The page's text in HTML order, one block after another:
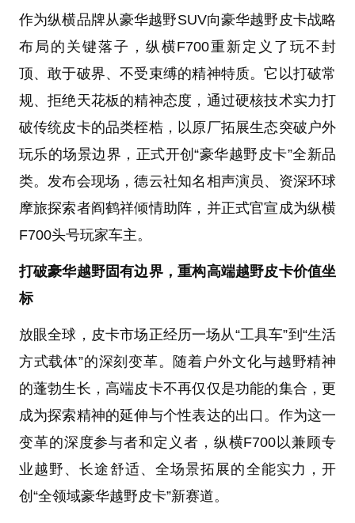
作为纵横品牌从豪华越野SUV向豪华越野皮卡战略
布局的关键落子，纵横F700重新定义了玩不封
顶、敢于破界、不受束缚的精神特质。它以打破常
规、拒绝天花板的精神态度，通过硬核技术实力打
破传统皮卡的品类桎梏，以原厂拓展生态突破户外
玩乐的场景边界，正式开创“豪华越野皮卡”全新品
类。发布会现场，德云社知名相声演员、资深环球
摩旅探索者阎鹤祥倾情助阵，并正式官宣成为纵横
F700头号玩家车主。
打破豪华越野固有边界，重构高端越野皮卡价值坐
标
放眼全球，皮卡市场正经历一场从“工具车”到“生活
方式载体”的深刻变革。随着户外文化与越野精神
的蓬勃生长，高端皮卡不再仅仅是功能的集合，更
成为探索精神的延伸与个性表达的出口。作为这一
变革的深度参与者和定义者，纵横F700以兼顾专
业越野、长途舒适、全场景拓展的全能实力，开
创“全领域豪华越野皮卡”新赛道。